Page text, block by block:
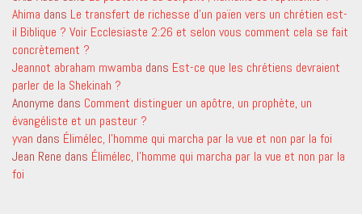
Ahima dans Le transfert de richesse d’un païen vers un chrétien est-
il Biblique ? Voir Ecclesiaste 2:26 et selon vous comment cela se fait
concrètement ?
Jeannot abraham mwamba dans Est-ce que les chrétiens devraient
parler de la Shekinah ?
Anonyme dans Comment distinguer un apôtre, un prophète, un
évangéliste et un pasteur ?
yvan dans Élimélec, l’homme qui marcha par la vue et non par la foi
Jean Rene dans Élimélec, l’homme qui marcha par la vue et non par la
foi